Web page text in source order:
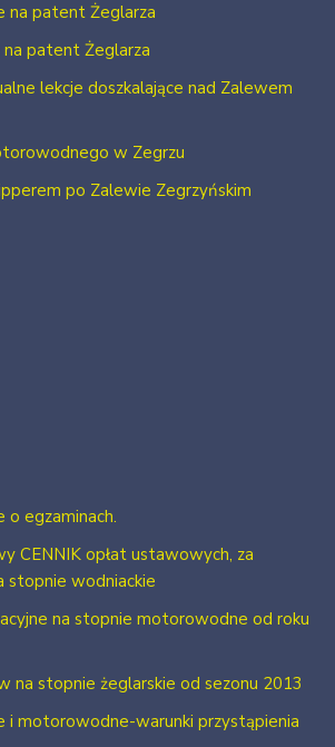
na patent Żeglarza
patent Żeglarza
lekcje doszkalające nad Zalewem
w Zegrzu
po Zalewie Zegrzyńskim
o egzaminach.
CENNIK opłat ustawowych, za
stopnie wodniackie
na stopnie motorowodne od roku
na stopnie żeglarskie od sezonu 2013
i motorowodne-warunki przystąpienia